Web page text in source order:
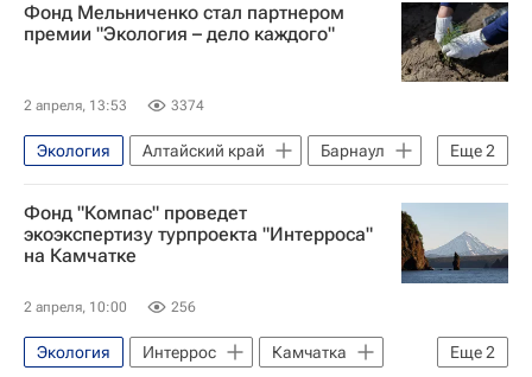
Фонд Мельниченко стал партнером
премии "Экология – дело каждого"
2 апреля, 13:53 3374
Еще2
Экология Алтайский край
Барнаул
Бийск
Фонд "Компас" проведет
экоэкспертизу турпроекта "Интерроса"
на Камчатке
2 апреля, 10:00 256
Еще2
Экология Интеррос
Камчатка